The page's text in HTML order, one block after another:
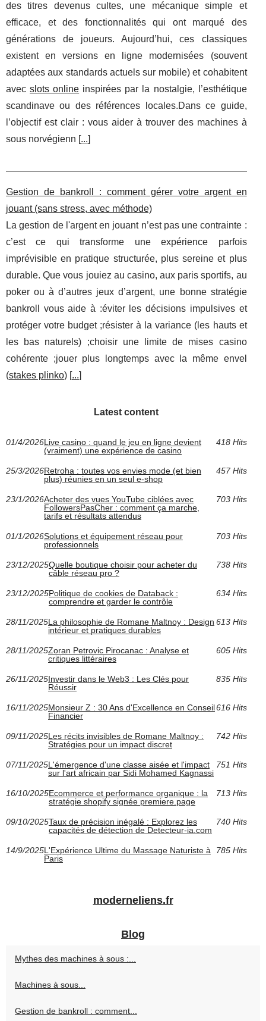
des titres devenus cultes, une mécanique simple et
efficace, et des fonctionnalités qui ont marqué des
générations de joueurs. Aujourd’hui, ces classiques
existent en versions en ligne modernisées (souvent
adaptées aux standards actuels sur mobile) et cohabitent
avecslots online inspirées par la nostalgie, l’esthétique
scandinave ou des références locales.Dans ce guide,
l’objectif est clair : vous aider à trouver des machines à
sous norvégienn [...]
Gestion de bankroll : comment gérer votre argent en
jouant (sans stress, avec méthode)
La gestion de l'argent en jouant n’est pas une contrainte :
c’est ce qui transforme une expérience parfois
imprévisible en pratique structurée, plus sereine et plus
durable. Que vous jouiez au casino, aux paris sportifs, au
poker ou à d’autres jeux d’argent, une bonne stratégie
bankroll vous aide à :éviter les décisions impulsives et
protéger votre budget ;résister à la variance (les hauts et
les bas naturels) ;choisir une limite de mises casino
cohérente ;jouer plus longtemps avec la même envel
(stakes plinko) [...]
Latest content
01/4/2026Live casino : quand le jeu en ligne devient
(vraiment) une expérience de casino
418 Hits
25/3/2026Retroha : toutes vos envies mode (et bien
plus) réunies en un seul e-shop
457 Hits
23/1/2026Acheter des vues YouTube ciblées avec
FollowersPasCher : comment ça marche,
tarifs et résultats attendus
703 Hits
01/1/2026Solutions et équipement réseau pour
professionnels
703 Hits
23/12/2025Quelle boutique choisir pour acheter du
câble réseau pro ?
738 Hits
23/12/2025Politique de cookies de Databack :
comprendre et garder le contrôle
634 Hits
28/11/2025La philosophie de Romane Maltnoy : Design
intérieur et pratiques durables
613 Hits
28/11/2025Zoran Petrovic Pirocanac : Analyse et
critiques littéraires
605 Hits
26/11/2025Investir dans le Web3 : Les Clés pour
Réussir
835 Hits
16/11/2025Monsieur Z : 30 Ans d'Excellence en Conseil
Financier
616 Hits
09/11/2025Les récits invisibles de Romane Maltnoy :
Stratégies pour un impact discret
742 Hits
07/11/2025L'émergence d'une classe aisée et l'impact
sur l'art africain par Sidi Mohamed Kagnassi
751 Hits
16/10/2025Ecommerce et performance organique : la
stratégie shopify signée premiere.page
713 Hits
09/10/2025Taux de précision inégalé : Explorez les
capacités de détection de Detecteur-ia.com
740 Hits
14/9/2025L'Expérience Ultime du Massage Naturiste à
Paris
785 Hits
moderneliens.fr
Blog
Mythes des machines à sous :...
Machines à sous...
Gestion de bankroll : comment...